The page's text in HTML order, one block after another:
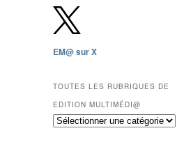
depuis
2009,
sauf
les
mois
réservés
aux
abonnés.
EM@ sur X
TOUTES LES RUBRIQUES DE
EDITION MULTIMÉDI@
Toutes